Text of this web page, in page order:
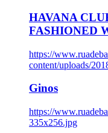
HAVANA
FASHIONED
https://
content/uploads/
Ginos
https://
335x256.jpg